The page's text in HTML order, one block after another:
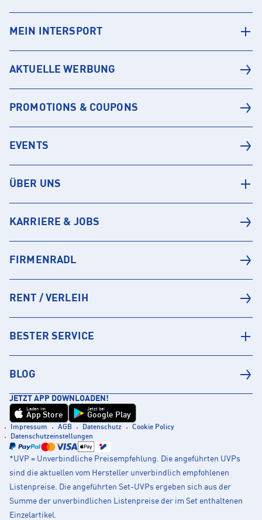
MEIN INTERSPORT
AKTUELLE WERBUNG
PROMOTIONS & COUPONS
EVENTS
ÜBER UNS
KARRIERE & JOBS
FIRMENRADL
RENT / VERLEIH
BESTER SERVICE
BLOG
JETZT APP DOWNLOADEN!
Laden im
App Store
Jetzt bei
Google Play
Impressum AGB Datenschutz
Cookie Policy
Datenschutzeinstellungen
*UVP = Unverbindliche Preisempfehlung. Die angeführten UVPs
sind die aktuellen vom Hersteller unverbindlich empfohlenen
Listenpreise. Die angeführten Set-UVPs ergeben sich aus der
Summe der unverbindlichen Listenpreise der im Set enthaltenen
Einzelartikel.